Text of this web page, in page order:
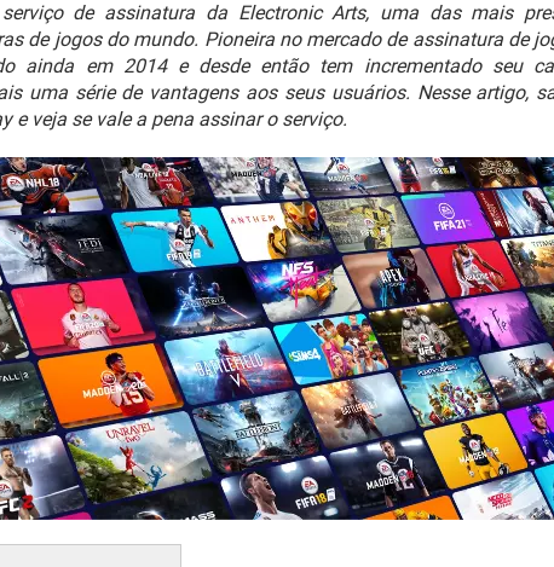
de assinatura da Electronic Arts, uma das mais
de jogos do mundo. Pioneira no mercado de assinatura de
ainda em 2014 e desde então tem incrementado seu
uma série de vantagens aos seus usuários. Nesse artigo,
e veja se vale a pena assinar o serviço.